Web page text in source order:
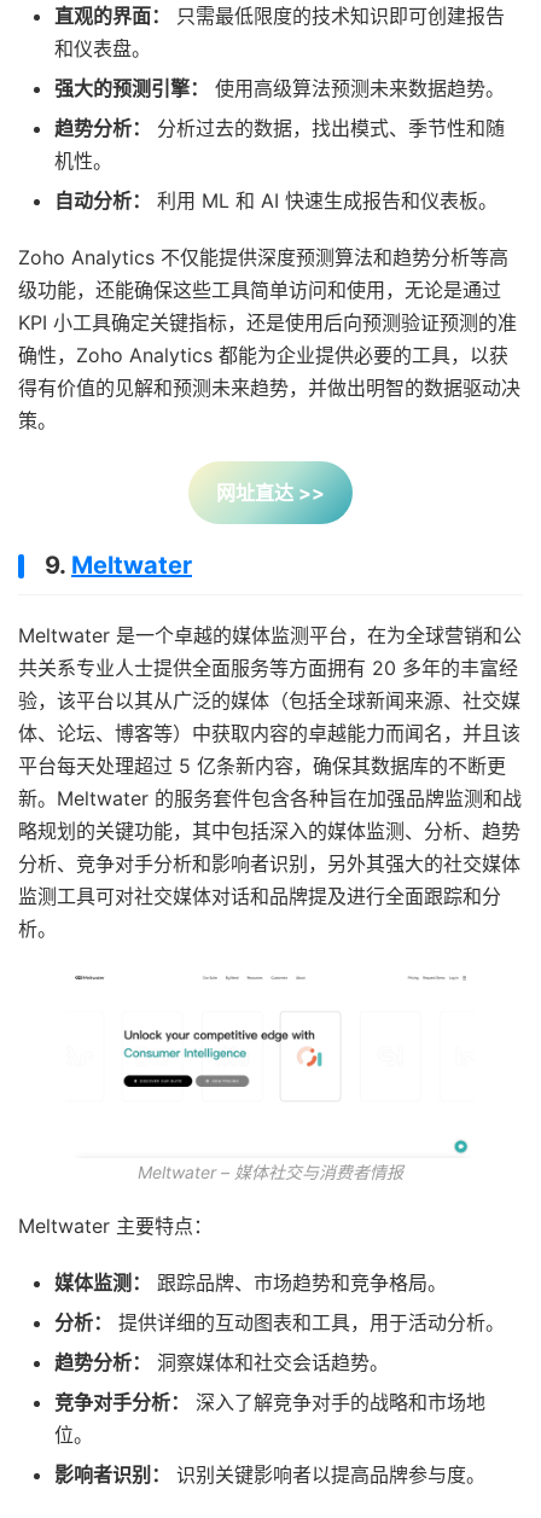
直观的界面：
只需最低限度的技术知识即可创建报告
和仪表盘。
强大的预测引擎：
使用高级算法预测未来数据趋势。
趋势分析：
分析过去的数据，找出模式、季节性和随
机性。
自动分析：
利用 ML 和 AI 快速生成报告和仪表板。
Zoho Analytics 不仅能提供深度预测算法和趋势分析等高
级功能，还能确保这些工具简单访问和使用，无论是通过
KPI 小工具确定关键指标，还是使用后向预测验证预测的准
确性，Zoho Analytics 都能为企业提供必要的工具，以获
得有价值的见解和预测未来趋势，并做出明智的数据驱动决
策。
网址直达 >>
9. Meltwater
Meltwater 是一个卓越的媒体监测平台，在为全球营销和公
共关系专业人士提供全面服务等方面拥有 20 多年的丰富经
验，该平台以其从广泛的媒体（包括全球新闻来源、社交媒
体、论坛、博客等）中获取内容的卓越能力而闻名，并且该
平台每天处理超过 5 亿条新内容，确保其数据库的不断更
新。Meltwater 的服务套件包含各种旨在加强品牌监测和战
略规划的关键功能，其中包括深入的媒体监测、分析、趋势
分析、竞争对手分析和影响者识别，另外其强大的社交媒体
监测工具可对社交媒体对话和品牌提及进行全面跟踪和分
析。
Meltwater – 媒体社交与消费者情报
Meltwater 主要特点：
媒体监测：
跟踪品牌、市场趋势和竞争格局。
分析：
提供详细的互动图表和工具，用于活动分析。
趋势分析：
洞察媒体和社交会话趋势。
竞争对手分析：
深入了解竞争对手的战略和市场地
位。
影响者识别：
识别关键影响者以提高品牌参与度。